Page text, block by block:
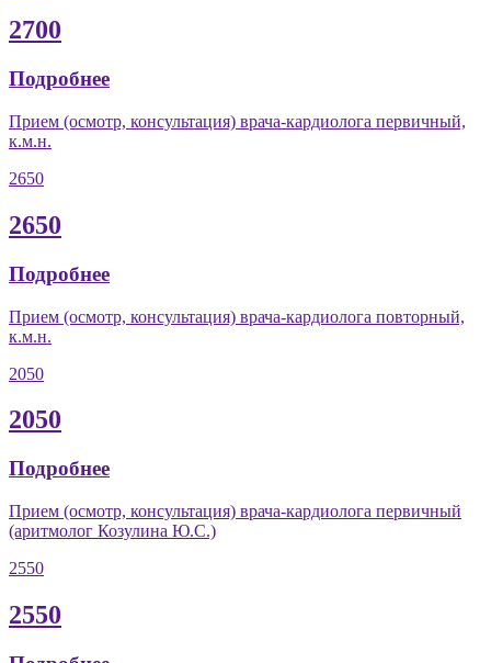
2700
Подробнее
Прием (осмотр, консультация) врача-кардиолога первичный,
к.м.н.
2650
2650
Подробнее
Прием (осмотр, консультация) врача-кардиолога повторный,
к.м.н.
2050
2050
Подробнее
Прием (осмотр, консультация) врача-кардиолога первичный
(аритмолог Козулина Ю.С.)
2550
2550